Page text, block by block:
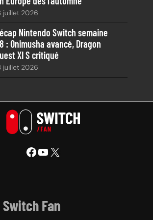
juillet 2026
Nintendo Switch semaine
: Onimusha avancé, Dragon
XI S critiqué
juillet 2026
Facebook YouTube X
Fan